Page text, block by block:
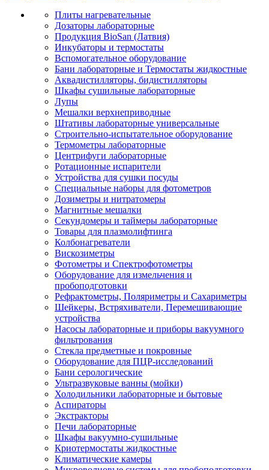
Плиты нагревательные
Дозаторы лабораторные
Продукция BioSan (Латвия)
Инкубаторы и термостаты
Вспомогательное оборудование
Бани лабораторные и Термостаты жидкостные
Аквадистилляторы, бидистилляторы
Шкафы сушильные лабораторные
Лупы
Мешалки верхнеприводные
Штативы лабораторные универсальные
Строительно-испытательное оборудование
Термометры лабораторные
Центрифуги лабораторные
Ротационные испарители
Устройства для сушки посуды
Специальные наборы для фотометров
Дозиметры и нитратомеры
Магнитные мешалки
Секундомеры и таймеры лабораторные
Товары для плазмолифтинга
Колбонагреватели
Вискозиметры
Фотометры и Спектрофотометры
Оборудование для измельчения и
пробоподготовки
Рефрактометры, Поляриметры и Сахариметры
Шейкеры, Встряхиватели, Перемешивающие
устройства
Насосы лабораторные и приборы вакуумного
фильтрования
Стекла предметные и покровные
Оборудование для ПЦР-исследований
Бани серологические
Ультразвуковые ванны (мойки)
Холодильники лабораторные и бытовые
Аспираторы
Экстракторы
Печи лабораторные
Шкафы вакуумно-сушильные
Криотермостаты жидкостные
Климатические камеры